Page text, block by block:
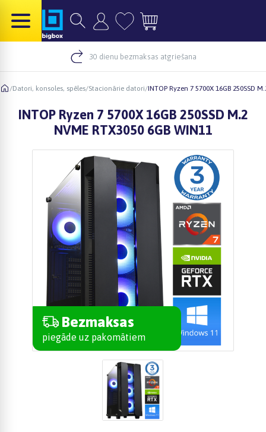
30 dienu bezmaksas atgriešana
/Datori, konsoles, spēles/Stacionārie datori/INTOP Ryzen 7 5700X 16GB 250SSD
INTOP Ryzen 7 5700X 16GB 250SSD M.2
NVME RTX3050 6GB WIN11
Bezmaksas
piegāde uz pakomātiem